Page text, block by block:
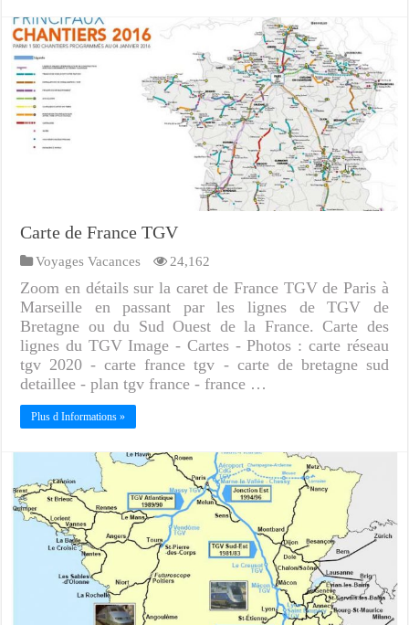
Carte de France TGV
Voyages Vacances 24,162
Zoom en détails sur la caret de France TGV de Paris à
Marseille en passant par les lignes de TGV de
Bretagne ou du Sud Ouest de la France. Carte des
lignes du TGV Image - Cartes - Photos : carte réseau
tgv 2020 - carte france tgv - carte de bretagne sud
detaillee - plan tgv france - france …
Plus d Informations »